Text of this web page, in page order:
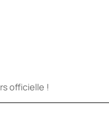
officielle !